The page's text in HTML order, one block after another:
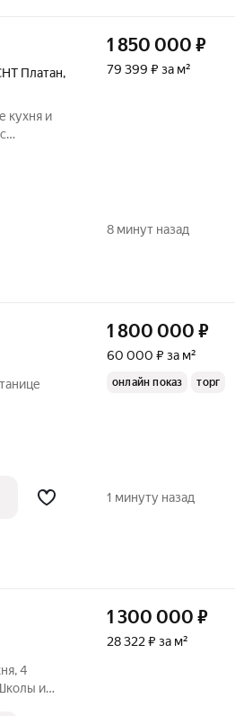
Платан,
кухня и
для
1 850 000 ₽
79 399 ₽ за м²
8 минут назад
1 800 000 ₽
60 000 ₽ за м²
онлайн показ торг
1 минуту назад
4
и
1 300 000 ₽
28 322 ₽ за м²